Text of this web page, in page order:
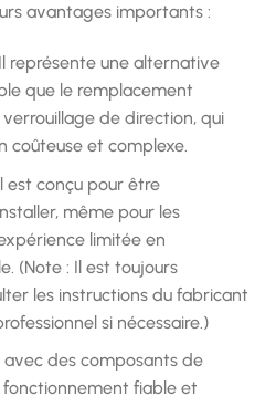
avantages importants :
représente une alternative
que le remplacement
de direction, qui
coûteuse et complexe.
est conçu pour être
même pour les
limitée en
(Note : Il est toujours
les instructions du fabricant
si nécessaire.)
des composants de
fonctionnement fiable et